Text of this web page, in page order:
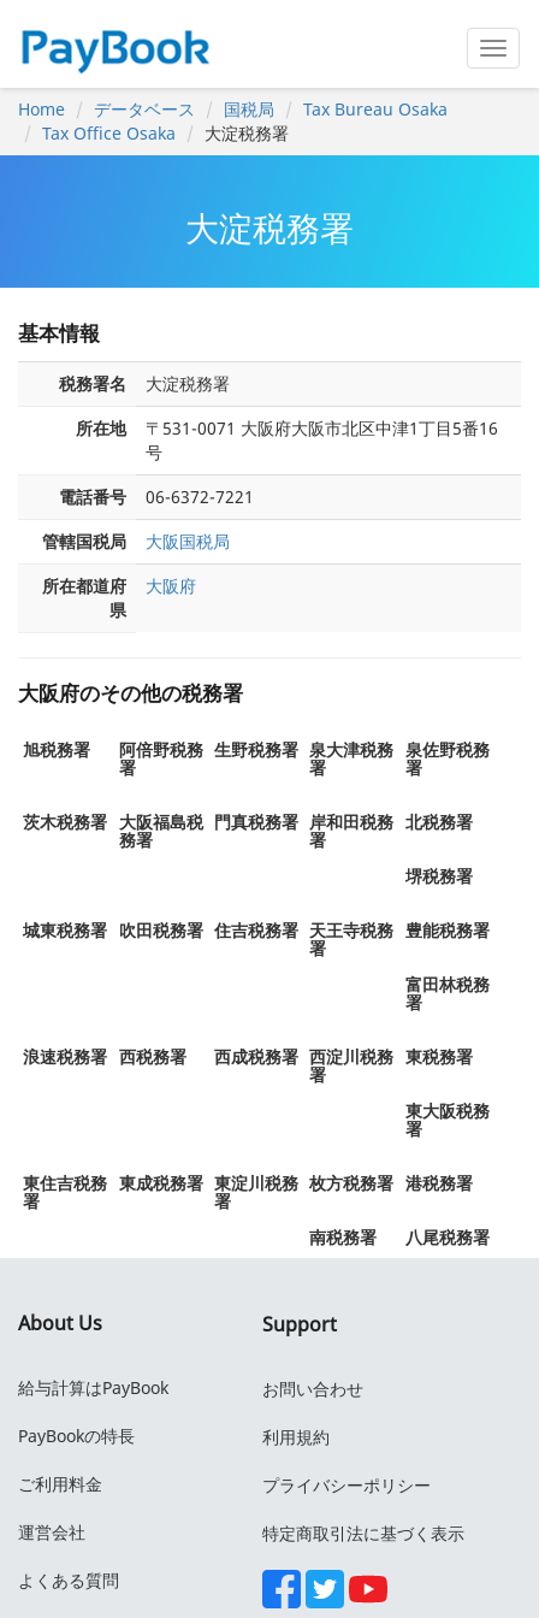
Home データベース 国税局
Tax Bureau Osaka
Tax Office Osaka
大淀税務署
大淀税務署
基本情報
税務署名
大淀税務署
所在地
〒531-0071 大阪府大阪市北区中津1丁目5番16
号
電話番号
06-6372-7221
管轄国税局
大阪国税局
所在都道府
県
大阪府
大阪府のその他の税務署
旭税務署 阿倍野税務
署
生野税務署 泉大津税務
署
泉佐野税務
署
茨木税務署 大阪福島税
務署
門真税務署 岸和田税務
署
北税務署
堺税務署
城東税務署 吹田税務署 住吉税務署 天王寺税務
署
豊能税務署
富田林税務
署
浪速税務署 西税務署 西成税務署 西淀川税務
署
東税務署
東大阪税務
署
東住吉税務
署
東成税務署 東淀川税務
署
枚方税務署 港税務署
南税務署 八尾税務署
About Us
給与計算はPayBook
PayBookの特長
ご利用料金
運営会社
よくある質問
Support
お問い合わせ
利用規約
プライバシーポリシー
特定商取引法に基づく表示